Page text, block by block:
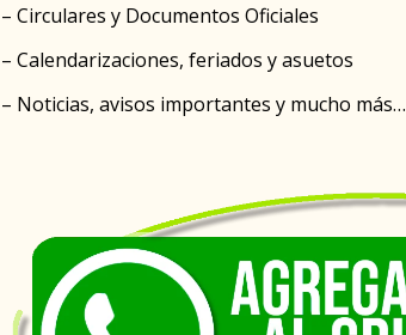
– Circulares y Documentos Oficiales
– Calendarizaciones, feriados y asuetos
– Noticias, avisos importantes y mucho más…